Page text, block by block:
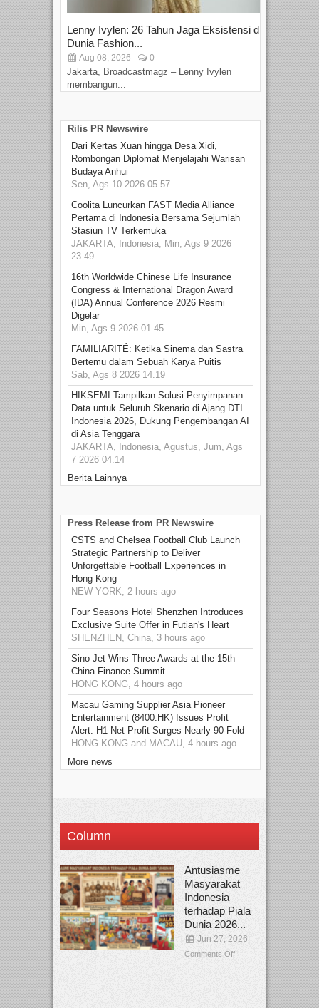
Lenny Ivylen: 26 Tahun Jaga Eksistensi di
Dunia Fashion...
Aug 08, 2026 0
Jakarta, Broadcastmagz – Lenny Ivylen
membangun...
Rilis PR Newswire
Dari Kertas Xuan hingga Desa Xidi,
Rombongan Diplomat Menjelajahi Warisan
Budaya Anhui
Sen, Ags 10 2026 05.57
Coolita Luncurkan FAST Media Alliance
Pertama di Indonesia Bersama Sejumlah
Stasiun TV Terkemuka
JAKARTA, Indonesia, Min, Ags 9 2026
23.49
16th Worldwide Chinese Life Insurance
Congress & International Dragon Award
(IDA) Annual Conference 2026 Resmi
Digelar
Min, Ags 9 2026 01.45
FAMILIARITÉ: Ketika Sinema dan Sastra
Bertemu dalam Sebuah Karya Puitis
Sab, Ags 8 2026 14.19
HIKSEMI Tampilkan Solusi Penyimpanan
Data untuk Seluruh Skenario di Ajang DTI
Indonesia 2026, Dukung Pengembangan AI
di Asia Tenggara
JAKARTA, Indonesia, Agustus, Jum, Ags
7 2026 04.14
Berita Lainnya
Press Release from PR Newswire
CSTS and Chelsea Football Club Launch
Strategic Partnership to Deliver
Unforgettable Football Experiences in
Hong Kong
NEW YORK, 2 hours ago
Four Seasons Hotel Shenzhen Introduces
Exclusive Suite Offer in Futian's Heart
SHENZHEN, China, 3 hours ago
Sino Jet Wins Three Awards at the 15th
China Finance Summit
HONG KONG, 4 hours ago
Macau Gaming Supplier Asia Pioneer
Entertainment (8400.HK) Issues Profit
Alert: H1 Net Profit Surges Nearly 90-Fold
HONG KONG and MACAU, 4 hours ago
More news
Column
Antusiasme
Masyarakat
Indonesia
terhadap Piala
Dunia 2026...
Jun 27, 2026
Comments Off